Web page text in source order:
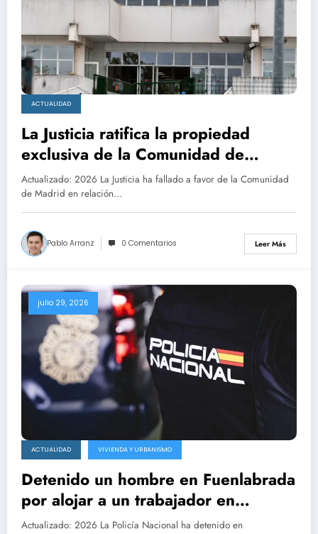
ACTUALIDAD
La Justicia ratifica la propiedad
exclusiva de la Comunidad de
Madrid sobre La Cantueña
Actualizado: 2026 La Justicia ha fallado a favor de la Comunidad
de Madrid en relación…
Pablo Arranz 0 Comentarios Leer Más
julio 29, 2026
ACTUALIDAD VIVIENDA Y URBANISMO
Detenido un hombre en Fuenlabrada
por alojar a un trabajador en
condiciones inhumanas
Actualizado: 2026 La Policía Nacional ha detenido en